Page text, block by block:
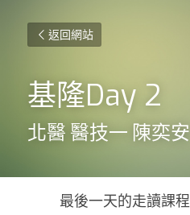
返回網站
基隆Day 2
北醫 醫技一 陳奕安